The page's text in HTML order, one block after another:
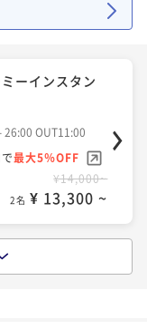
ーインスタン
26:00 OUT11:00
最大5％OFF
¥14,000~
2名 ¥ 13,300 ~
時アウトの22